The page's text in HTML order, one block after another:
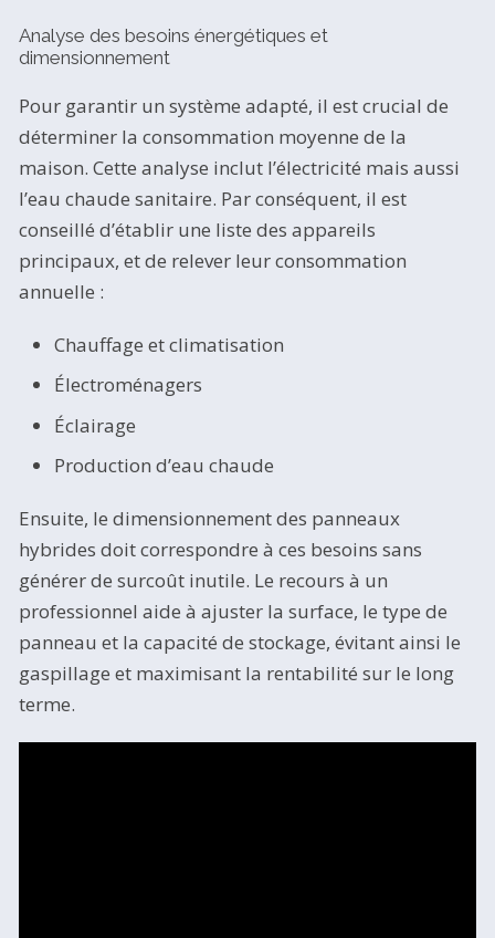
Analyse des besoins énergétiques et
dimensionnement
Pour garantir un système adapté, il est crucial de
déterminer la consommation moyenne de la
maison. Cette analyse inclut l’électricité mais aussi
l’eau chaude sanitaire. Par conséquent, il est
conseillé d’établir une liste des appareils
principaux, et de relever leur consommation
annuelle :
Chauffage et climatisation
Électroménagers
Éclairage
Production d’eau chaude
Ensuite, le dimensionnement des panneaux
hybrides doit correspondre à ces besoins sans
générer de surcoût inutile. Le recours à un
professionnel aide à ajuster la surface, le type de
panneau et la capacité de stockage, évitant ainsi le
gaspillage et maximisant la rentabilité sur le long
terme.